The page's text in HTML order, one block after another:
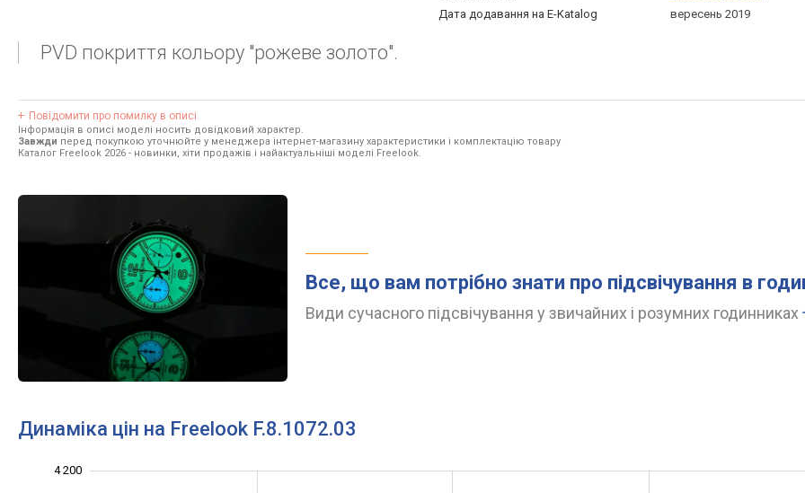
Дата додавання на E-Katalog
вересень 2019
PVD покриття кольору "рожеве золото".
Повідомити про помилку в описі
Інформація в описі моделі носить довідковий характер.
Завжди перед покупкою уточнюйте у менеджера інтернет-магазину характеристики і комплектацію товару
Каталог Freelook 2026 - новинки, хіти продажів і найактуальніші моделі Freelook.
Все, що вам потрібно знати про підсвічування в
Види сучасного підсвічування у звичайних і розумних годинниках
Динаміка цін на Freelook F.8.1072.03
4 200